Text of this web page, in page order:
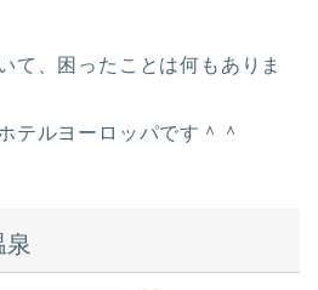
て、困ったことは何もありま
テルヨーロッパです＾＾
泉